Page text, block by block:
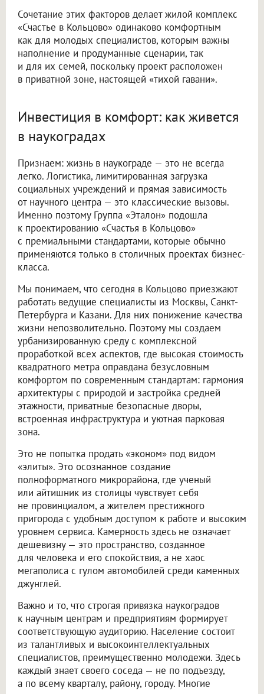
Сочетание этих факторов делает жилой комплекс
«Счастье в Кольцово» одинаково комфортным
как для молодых специалистов, которым важны
наполнение и продуманные сценарии, так
и для их семей, поскольку проект расположен
в приватной зоне, настоящей «тихой гавани».
Инвестиция в комфорт: как живется
в наукоградах
Признаем: жизнь в наукограде — это не всегда
легко. Логистика, лимитированная загрузка
социальных учреждений и прямая зависимость
от научного центра — это классические вызовы.
Именно поэтому Группа «Эталон» подошла
к проектированию «Счастья в Кольцово»
с премиальными стандартами, которые обычно
применяются только в столичных проектах бизнес-
класса.
Мы понимаем, что сегодня в Кольцово приезжают
работать ведущие специалисты из Москвы, Санкт-
Петербурга и Казани. Для них понижение качества
жизни непозволительно. Поэтому мы создаем
урбанизированную среду с комплексной
проработкой всех аспектов, где высокая стоимость
квадратного метра оправдана безусловным
комфортом по современным стандартам: гармония
архитектуры с природой и застройка средней
этажности, приватные безопасные дворы,
встроенная инфраструктура и уютная парковая
зона.
Это не попытка продать «эконом» под видом
«элиты». Это осознанное создание
полноформатного микрорайона, где ученый
или айтишник из столицы чувствует себя
не провинциалом, а жителем престижного
пригорода с удобным доступом к работе и высоким
уровнем сервиса. Камерность здесь не означает
дешевизну — это пространство, созданное
для человека и его спокойствия, а не хаос
мегаполиса с гулом автомобилей среди каменных
джунглей.
Важно и то, что строгая привязка наукоградов
к научным центрам и предприятиям формирует
соответствующую аудиторию. Население состоит
из талантливых и высокоинтеллектуальных
специалистов, преимущественно молодежи. Здесь
каждый знает своего соседа — не по подъезду,
а по всему кварталу, району, городу. Многие